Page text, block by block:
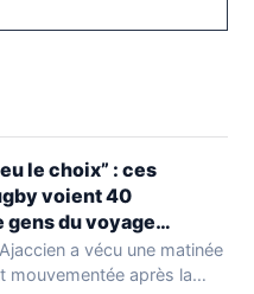
le choix” : ces
voient 40
gens du voyage
leur stade, ils les
d’1 heure
a vécu une matinée
mouvementée après la